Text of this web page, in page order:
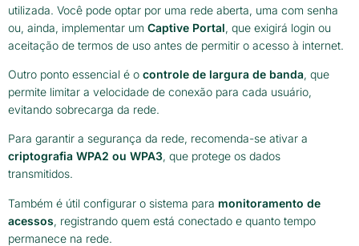
utilizada. Você pode optar por uma rede aberta, uma com senha
ou, ainda, implementar um Captive Portal, que exigirá login ou
aceitação de termos de uso antes de permitir o acesso à internet.
Outro ponto essencial é o controle de largura de banda, que
permite limitar a velocidade de conexão para cada usuário,
evitando sobrecarga da rede.
Para garantir a segurança da rede, recomenda-se ativar a
criptografia WPA2 ou WPA3, que protege os dados
transmitidos.
Também é útil configurar o sistema para monitoramento de
acessos, registrando quem está conectado e quanto tempo
permanece na rede.